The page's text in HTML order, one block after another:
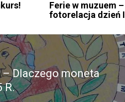
Ferie w muzuem –
fotorelacja dzień I
– Dlaczego moneta
R.